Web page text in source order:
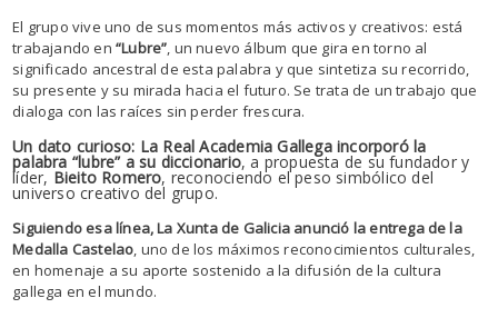
El grupo vive uno de sus momentos más activos y creativos: está
trabajando en “Lubre”, un nuevo álbum que gira en torno al
significado ancestral de esta palabra y que sintetiza su recorrido,
su presente y su mirada hacia el futuro. Se trata de un trabajo que
dialoga con las raíces sin perder frescura.
Un dato curioso: La Real Academia Gallega incorporó la
palabra “lubre” a su diccionario, a propuesta de su fundador y
líder, Bieito Romero, reconociendo el peso simbólico del
universo creativo del grupo.
Siguiendo esa línea, La Xunta de Galicia anunció la entrega de la
Medalla Castelao, uno de los máximos reconocimientos culturales,
en homenaje a su aporte sostenido a la difusión de la cultura
gallega en el mundo.